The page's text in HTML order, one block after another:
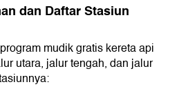
dan Daftar Stasiun
mudik gratis kereta api
utara, jalur tengah, dan jalur